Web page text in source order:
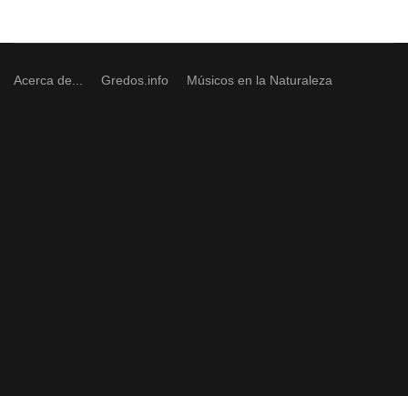
Acerca de... Gredos.info Músicos en la Naturaleza